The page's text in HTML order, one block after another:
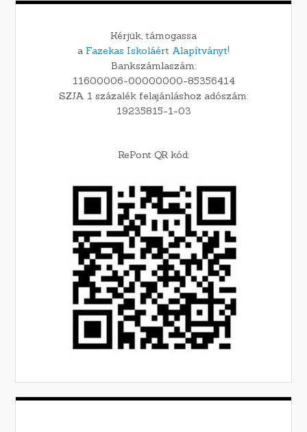
Kérjük, támogassa
a Fazekas Iskoláért Alapítványt!
Bankszámlaszám:
11600006-00000000-85356414
SZJA 1 százalék felajánláshoz adószám:
19235815-1-03
RePont QR kód: